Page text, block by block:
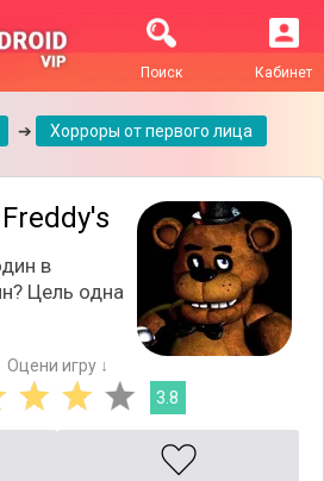
Кабинет
Поиск
➔ Хорроры от первого лица
в
Цель одна
Оцени игру ↓
3.8